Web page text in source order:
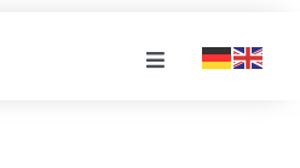
Toggle